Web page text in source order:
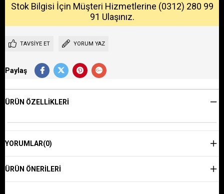
Stok Bilgisi İçin Müşteri Hizmetlerine (0312) 280 99
91 Ulaşınız.
TAVSIYE ET YORUM YAZ
Paylaş
ÜRÜN ÖZELLIKLERI
YORUMLAR(0)
ÜRÜN ÖNERILERI